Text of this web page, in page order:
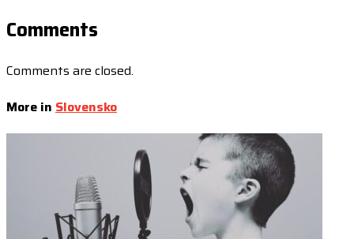
Comments
Comments are closed.
More in Slovensko